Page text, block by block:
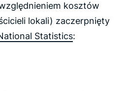
kosztów
lokali) zaczerpnięty
Statistics: